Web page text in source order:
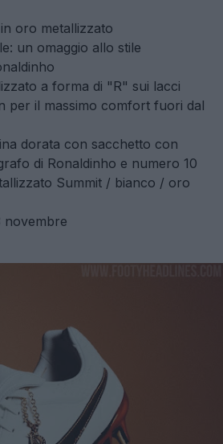
oro metallizzato
un omaggio allo stile
a forma di "R" sui lacci
per il massimo comfort fuori dal
dorata con sacchetto con
di Ronaldinho e numero 10
Summit / bianco / oro
novembre